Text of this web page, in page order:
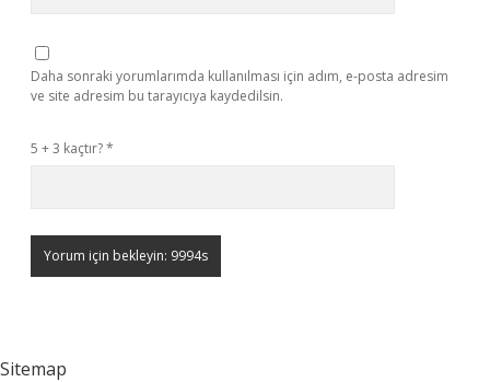
Daha sonraki yorumlarımda kullanılması için adım, e-posta adresim
ve site adresim bu tarayıcıya kaydedilsin.
5 + 3 kaçtır?*
Sitemap